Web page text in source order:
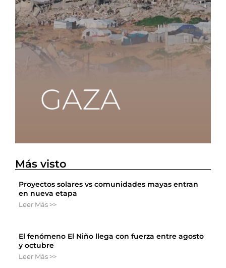
Más visto
Proyectos solares vs comunidades mayas entran
en nueva etapa
Leer Más >>
El fenómeno El Niño llega con fuerza entre agosto
y octubre
Leer Más >>